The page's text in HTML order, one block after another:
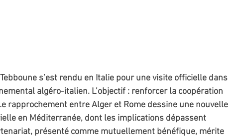
s’est rendu en Italie pour une visite officielle dans
algéro-italien. L’objectif : renforcer la coopération
rapprochement entre Alger et Rome dessine une nouvelle
en Méditerranée, dont les implications dépassent
présenté comme mutuellement bénéfique, mérite